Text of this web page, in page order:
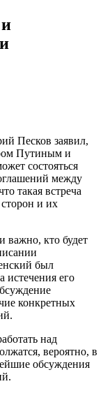
Песков заявил,
Путиным и
состояться
между
такая встреча
сторон и их
важно, кто будет
был
истечения его
конкретных
над
вероятно, в
обсуждения